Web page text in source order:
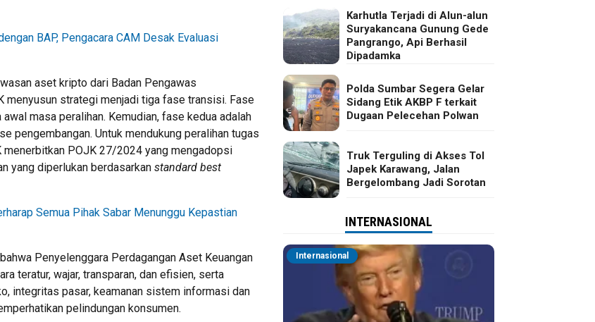
BAP, Pengacara CAM Desak Evaluasi
aset kripto dari Badan Pengawas
menyusun strategi menjadi tiga fase transisi. Fase
masa peralihan. Kemudian, fase kedua adalah
pengembangan. Untuk mendukung peralihan tugas
menerbitkan POJK 27/2024 yang mengadopsi
yang diperlukan berdasarkan standard best
Semua Pihak Sabar Menunggu Kepastian
Penyelenggara Perdagangan Aset Keuangan
teratur, wajar, transparan, dan efisien, serta
integritas pasar, keamanan sistem informasi dan
pelindungan konsumen.
Karhutla Terjadi di Alun-alun
Suryakancana Gunung Gede
Pangrango, Api Berhasil
Dipadamka
Polda Sumbar Segera Gelar
Sidang Etik AKBP F terkait
Dugaan Pelecehan Polwan
Truk Terguling di Akses Tol
Japek Karawang, Jalan
Bergelombang Jadi Sorotan
INTERNASIONAL
Internasional